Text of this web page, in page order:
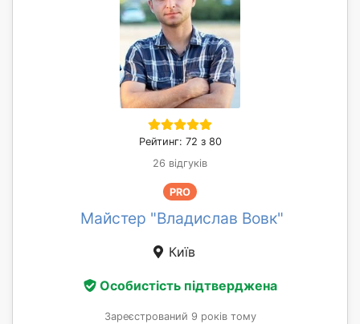
Рейтинг: 72 з 80
26 відгуків
PRO
Майстер "Владислав Вовк"
Київ
Особистість підтверджена
Зареєстрований 9 років тому